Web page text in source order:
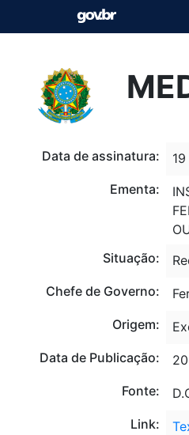
Data de assinatura:
Ementa:
Situação:
Chefe de Governo:
Origem:
Data de Publicação:
Fonte:
Link: